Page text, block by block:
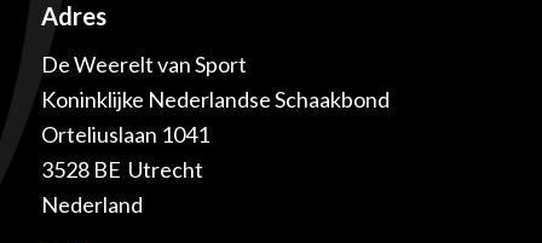
Adres
De Weerelt van Sport
Koninklijke Nederlandse Schaakbond
Orteliuslaan 1041
3528 BE Utrecht
Nederland